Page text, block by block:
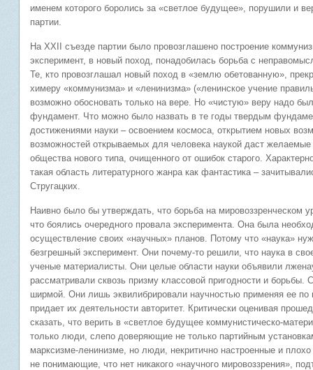
именем которого боролись за «светлое будущее», порушили и
партии.
На ХХII съезде партии было провозглашено построение
эксперимент, в новый поход, понадобилась борьба с
Те, кто провозглашал новый поход в «землю обетованную»,
химеру «коммунизма» и «ленинизма» («ленинское учение
возможно обосновать только на вере. Но «чистую» веру надо
фундамент. Что можно было назвать в те годы твердым
достижениями науки – освоением космоса, открытием новых
возможностей открываемых для человека наукой даст
общества нового типа, очищенного от ошибок старого.
такая область литературного жанра как фантастика –
Стругацких.
Наивно было бы утверждать, что борьба на мировоззренческом
что боялись очередного провала эксперимента. Она была
осуществление своих «научных» планов. Потому что «наука»
безгрешный эксперимент. Они почему-то решили, что наука в
ученые материалисты. Они целые области науки объявили
рассматривали сквозь призму классовой пригодности и
ширмой. Они лишь эквилибрировали научностью применяя ее по
придает их деятельности авторитет. Критически оценивая
сказать, что верить в «светлое будущее коммунистическо-
только люди, слепо доверяющие не только партийным
марксизме-ленинизме, но люди, некритично настроенные и
не понимающие, что нет никакого «научного мировоззрения»,